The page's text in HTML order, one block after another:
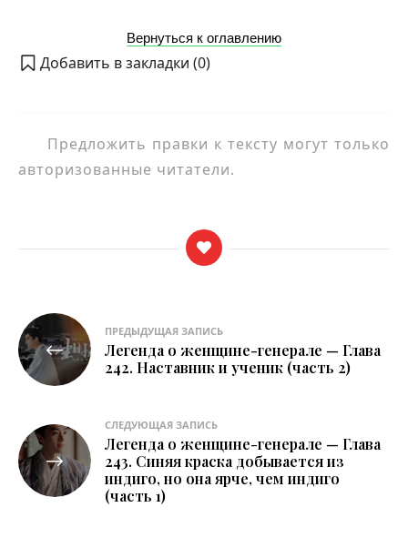
Вернуться к оглавлению
Добавить в закладки (0)
Предложить правки к тексту могут только
авторизованные читатели.
Навигация
по
записям
ПРЕДЫДУЩАЯ ЗАПИСЬ
Легенда о женщине-генерале — Глава
242. Наставник и ученик (часть 2)
СЛЕДУЮЩАЯ ЗАПИСЬ
Легенда о женщине-генерале — Глава
243. Синяя краска добывается из
индиго, но она ярче, чем индиго
(часть 1)